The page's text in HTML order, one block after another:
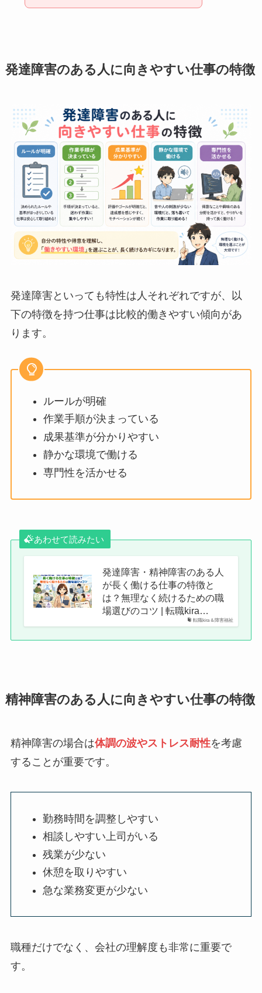
発達障害のある人に向きやすい仕事の特徴
発達障害といっても特性は人それぞれですが、以
下の特徴を持つ仕事は比較的働きやすい傾向があ
ります。
ルールが明確
作業手順が決まっている
成果基準が分かりやすい
静かな環境で働ける
専門性を活かせる
あわせて読みたい
転職kira＆障害福祉
発達障害・精神障害のある人
が長く働ける仕事の特徴と
は？無理なく続けるための職
場選びのコツ | 転職kira…
精神障害のある人に向きやすい仕事の特徴
精神障害の場合は体調の波やストレス耐性を考慮
することが重要です。
勤務時間を調整しやすい
相談しやすい上司がいる
残業が少ない
休憩を取りやすい
急な業務変更が少ない
職種だけでなく、会社の理解度も非常に重要で
す。